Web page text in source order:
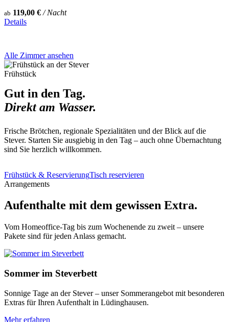
ab 119,00 € / Nacht
Details
Alle Zimmer ansehen
Frühstück
Gut in den Tag.
Direkt am Wasser.
Frische Brötchen, regionale Spezialitäten und der Blick auf die
Stever. Starten Sie ausgiebig in den Tag – auch ohne Übernachtung
sind Sie herzlich willkommen.
Frühstück & ReservierungTisch reservieren
Arrangements
Aufenthalte mit dem gewissen Extra.
Vom Homeoffice-Tag bis zum Wochenende zu zweit – unsere
Pakete sind für jeden Anlass gemacht.
Sommer im Steverbett
Sonnige Tage an der Stever – unser Sommerangebot mit besonderen
Extras für Ihren Aufenthalt in Lüdinghausen.
Mehr erfahren